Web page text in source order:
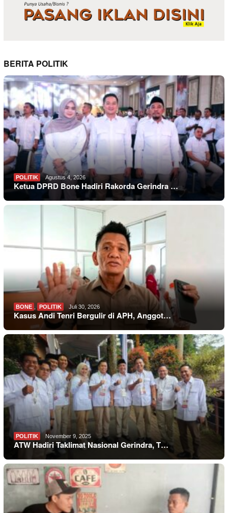
BERITA POLITIK
POLITIK Agustus 4, 2026
Ketua DPRD Bone Hadiri Rakorda Gerindra …
BONE POLITIK Juli 30, 2026
Kasus Andi Tenri Bergulir di APH, Anggot…
POLITIK November 9, 2025
ATW Hadiri Taklimat Nasional Gerindra, T…